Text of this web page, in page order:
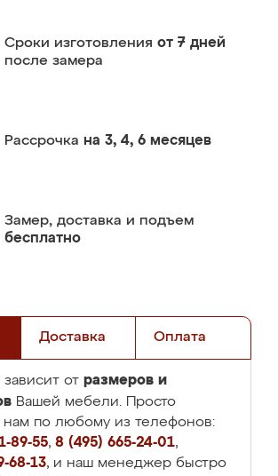
Сроки изготовления от 7 дней
после замера
Рассрочка на 3, 4, 6 месяцев
Замер, доставка и подъем
бесплатно
Доставка Оплата
от размеров и
Вашей мебели. Просто
нам по любому из телефонов:
89-55, 8 (495) 665-24-01,
68-13, и наш менеджер быстро